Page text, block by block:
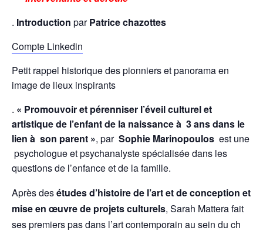
. Introduction parPatrice chazottes
Compte Linkedin
Petit rappel historique des pionniers et panorama en
image de lieux inspirants
. « Promouvoir et pérenniser l’éveil culturel et
artistique de l’enfant de la naissance à 3 ans dans le
lien à son parent », par Sophie Marinopoulos est une
psychologue et psychanalyste spécialisée dans les
questions de l’enfance et de la famille.
Après desétudes d’histoire de l’art et de conception et
mise en œuvre de projets culturels, Sarah Mattera fait
ses premiers pas dans l’art contemporain au sein du ch